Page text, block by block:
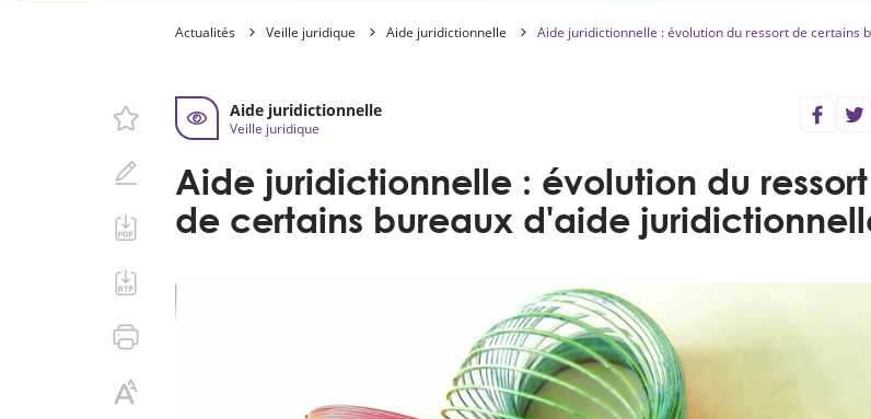
Aller au
Actualités Veille juridique Aide juridictionnelle Aide juridictionnelle : évolution du ressort de certains
Aide juridictionnelle
Veille juridique
Aide juridictionnelle : évolution du ressort
de certains bureaux d'aide